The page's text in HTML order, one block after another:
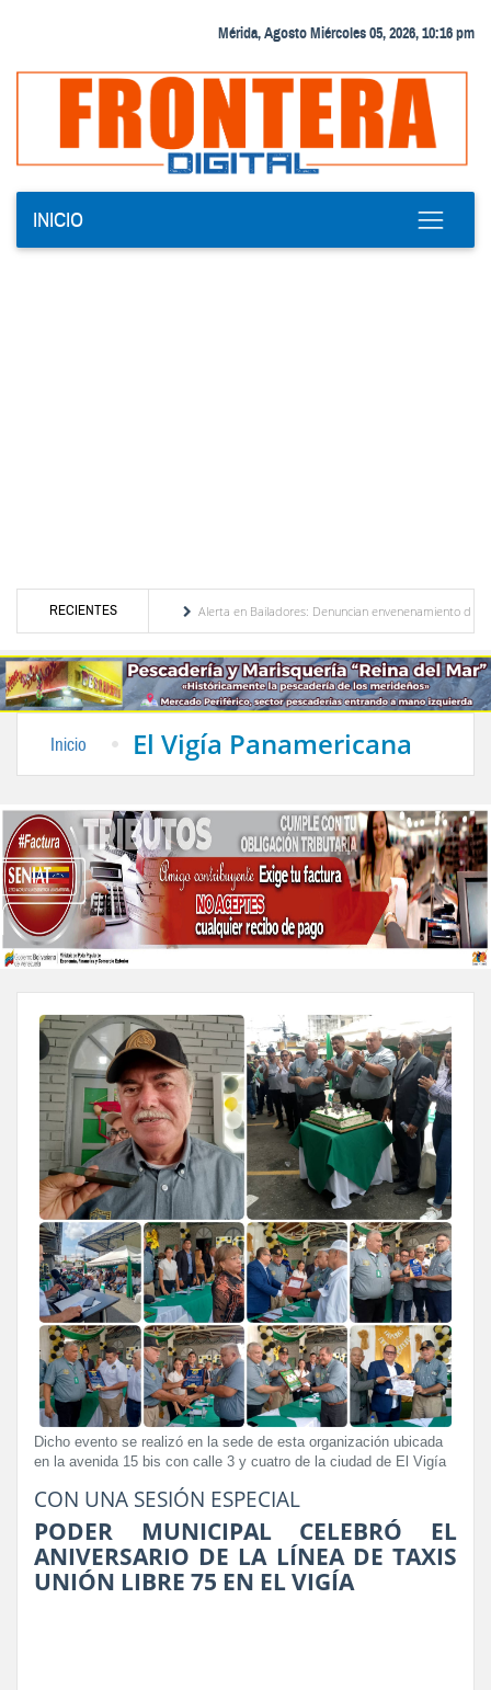
Mérida, Agosto Miércoles 05, 2026, 10:16 pm
INICIO
RECIENTES
de Venezuela
Alerta en Bailadores: Denuncian envenenamiento de siete
Inicio El Vigía Panamericana
Dicho evento se realizó en la sede de esta organización ubicada
en la avenida 15 bis con calle 3 y cuatro de la ciudad de El Vigía
CON UNA SESIÓN ESPECIAL
PODER MUNICIPAL CELEBRÓ EL
ANIVERSARIO DE LA LÍNEA DE TAXIS
UNIÓN LIBRE 75 EN EL VIGÍA